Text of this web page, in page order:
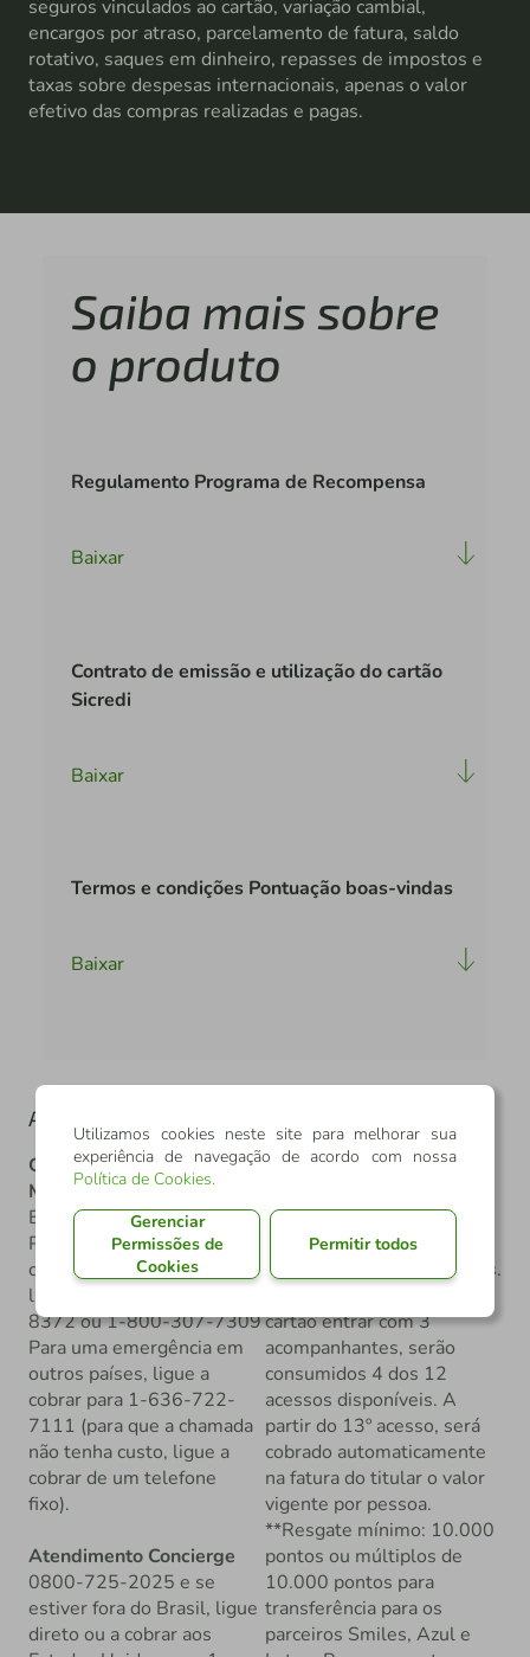
seguros vinculados ao cartão, variação cambial,
encargos por atraso, parcelamento de fatura, saldo
rotativo, saques em dinheiro, repasses de impostos e
taxas sobre despesas internacionais, apenas o valor
efetivo das compras realizadas e pagas.
Saiba mais sobre
o produto
Regulamento Programa de Recompensa
Baixar
Contrato de emissão e utilização do cartão
Sicredi
Baixar
Termos e condições Pontuação boas-vindas
Baixar
Atendimento
Central de Atendimento
Mastercard
Brasil: 1 636 722 8881
Para uma emergência
dentro dos Estados Unidos
ligue para 1-800-627-
8372 ou 1-800-307-7309
Para uma emergência em
outros países, ligue a
cobrar para 1-636-722-
7111 (para que a chamada
não tenha custo, ligue a
cobrar de um telefone
fixo).
Atendimento Concierge
0800-725-2025 e se
estiver fora do Brasil, ligue
direto ou a cobrar aos
* Os 12 acessos gratuitos
por cartão (titular e
adicional) e incluem os
acessos de acompanhantes.
cartão entrar com 3
acompanhantes, serão
consumidos 4 dos 12
acessos disponíveis. A
partir do 13º acesso, será
cobrado automaticamente
na fatura do titular o valor
vigente por pessoa.
**Resgate mínimo: 10.000
pontos ou múltiplos de
10.000 pontos para
transferência para os
parceiros Smiles, Azul e
Utilizamos cookies neste site para melhorar sua
experiência de navegação de acordo com nossa
Política de Cookies.
Gerenciar
Permissões de
Cookies
Permitir todos